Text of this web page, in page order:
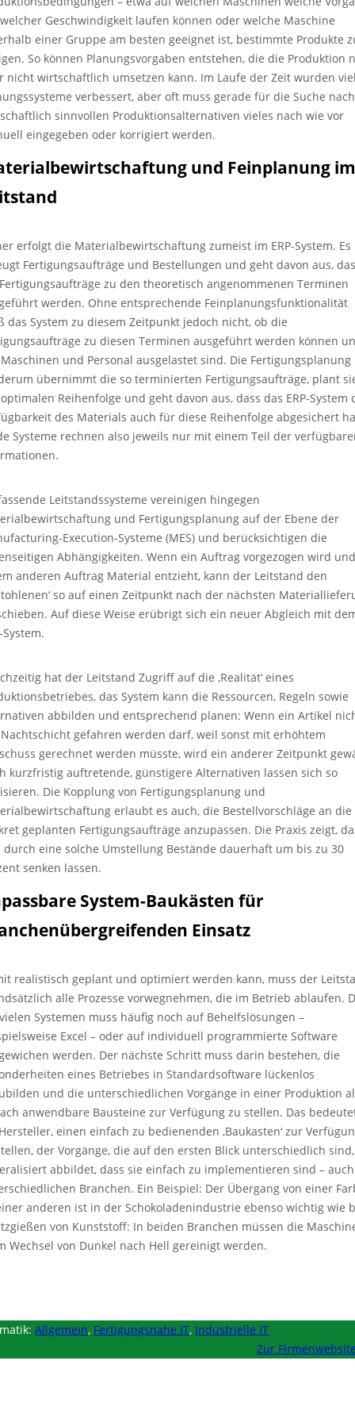
Geschwindigkeit laufen können oder welche Maschine
einer Gruppe am besten geeignet ist, bestimmte Produkte
So können Planungsvorgaben entstehen, die die Produktion
nicht wirtschaftlich umsetzen kann. Im Laufe der Zeit wurden
verbessert, aber oft muss gerade für die Suche nach
sinnvollen Produktionsalternativen vieles nach wie vor
eingegeben oder korrigiert werden.
und Feinplanung im
erfolgt die Materialbewirtschaftung zumeist im ERP-System. Es
Fertigungsaufträge und Bestellungen und geht davon aus,
zu den theoretisch angenommenen Terminen
werden. Ohne entsprechende Feinplanungsfunktionalität
das System zu diesem Zeitpunkt jedoch nicht, ob die
zu diesen Terminen ausgeführt werden können
und Personal ausgelastet sind. Die Fertigungsplanung
übernimmt die so terminierten Fertigungsaufträge, plant
Reihenfolge und geht davon aus, dass das ERP-System
des Materials auch für diese Reihenfolge abgesichert
Systeme rechnen also jeweils nur mit einem Teil der
Leitstandssysteme vereinigen hingegen
und Fertigungsplanung auf der Ebene der
Execution-Systeme (MES) und berücksichtigen die
Abhängigkeiten. Wenn ein Auftrag vorgezogen wird
anderen Auftrag Material entzieht, kann der Leitstand den
so auf einen Zeitpunkt nach der nächsten
Auf diese Weise erübrigt sich ein neuer Abgleich mit
System.
hat der Leitstand Zugriff auf die ‚Realität‘ eines
das System kann die Ressourcen, Regeln sowie
abbilden und entsprechend planen: Wenn ein Artikel
gefahren werden darf, weil sonst mit erhöhtem
gerechnet werden müsste, wird ein anderer Zeitpunkt
kurzfristig auftretende, günstigere Alternativen lassen sich so
Die Kopplung von Fertigungsplanung und
erlaubt es auch, die Bestellvorschläge an die
geplanten Fertigungsaufträge anzupassen. Die Praxis zeigt,
durch eine solche Umstellung Bestände dauerhaft um bis zu 30
senken lassen.
System-Baukästen für
Einsatz
realistisch geplant und optimiert werden kann, muss der
alle Prozesse vorwegnehmen, die im Betrieb ablaufen.
Systemen muss häufig noch auf Behelfslösungen –
Excel – oder auf individuell programmierte Software
werden. Der nächste Schritt muss darin bestehen, die
eines Betriebes in Standardsoftware lückenlos
und die unterschiedlichen Vorgänge in einer Produktion
anwendbare Bausteine zur Verfügung zu stellen. Das
einen einfach zu bedienenden ‚Baukasten‘ zur
der Vorgänge, die auf den ersten Blick unterschiedlich
abbildet, dass sie einfach zu implementieren sind –
Branchen. Ein Beispiel: Der Übergang von einer
anderen ist in der Schokoladenindustrie ebenso wichtig wie
von Kunststoff: In beiden Branchen müssen die
Wechsel von Dunkel nach Hell gereinigt werden.
Allgemein, Fertigungsnahe IT, Industrielle IT
Zur